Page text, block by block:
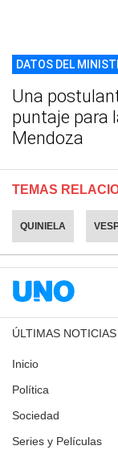
DATOS DEL
Una
puntaje para
Mendoza
TEMAS
QUINIELA
ÚLTIMAS NOTICIAS
Inicio
Política
Sociedad
Series y Películas